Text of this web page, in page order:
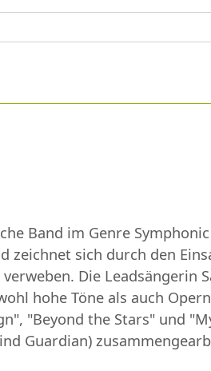
Band im Genre
zeichnet sich durch den
Die
hohe Töne als auch
"Beyond the Stars" und
Guardian)